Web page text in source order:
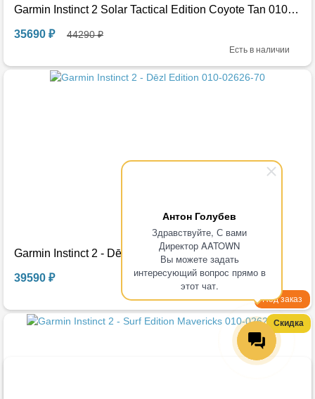
Антон Голубев
Здравствуйте, С вами
Директор AATOWN
Вы можете задать
интересующий вопрос прямо в
этот чат.
Garmin Instinct 2 Solar Tactical Edition Coyote Tan 010-02627-14
Есть в наличии
35690 ₽ 44290 ₽
Garmin Instinct 2 - Dēzl Edition 010-02626-70
Под заказ
39590 ₽
Скидка